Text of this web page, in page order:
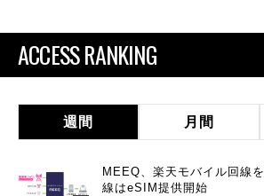
ACCESS RANKING
週間 月間
MEEQ、楽天モバイル回線
線はeSIM提供開始